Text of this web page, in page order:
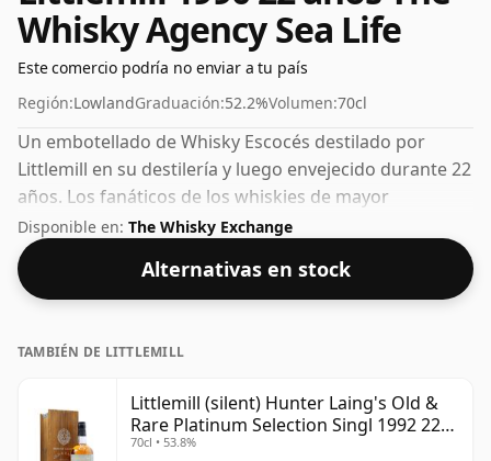
Whisky Agency Sea Life
Este comercio podría no enviar a tu país
Región:LowlandGraduación:52.2%Volumen:70cl
Un embotellado de Whisky Escocés destilado por
Littlemill en su destilería y luego envejecido durante 22
años. Los fanáticos de los whiskies de mayor
graduación no se sentirán decepcionados con este
embotellado que tiene un 52,2% ABV.
Disponible en: The Whisky Exchange
Alternativas en stock
TAMBIÉN DE LITTLEMILL
Littlemill (silent) Hunter Laing's Old &
Rare Platinum Selection Singl 1992 22
años
70cl • 53.8%